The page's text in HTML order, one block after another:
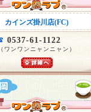
カインズ掛川店(FC)
0537-61-1122
（ワンワンニャンニャン）